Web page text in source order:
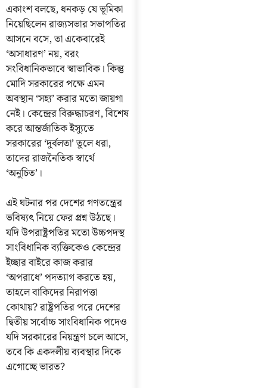
একাংশ বলছে, ধনকড় যে ভূমিকা
নিয়েছিলেন রাজ্যসভার সভাপতির
আসনে বসে, তা একেবারেই
‘অসাধারণ’ নয়, বরং
সংবিধানিকভাবে স্বাভাবিক। কিন্তু
মোদি সরকারের পক্ষে এমন
অবস্থান ‘সহ্য’ করার মতো জায়গা
নেই। কেন্দ্রের বিরুদ্ধাচরণ, বিশেষ
করে আন্তর্জাতিক ইস্যুতে
সরকারের ‘দুর্বলতা’ তুলে ধরা,
তাদের রাজনৈতিক স্বার্থে
‘অনুচিত’।
এই ঘটনার পর দেশের গণতন্ত্রের
ভবিষ্যৎ নিয়ে ফের প্রশ্ন উঠছে।
যদি উপরাষ্ট্রপতির মতো উচ্চপদস্থ
সাংবিধানিক ব্যক্তিকেও কেন্দ্রের
ইচ্ছার বাইরে কাজ করার
‘অপরাধে’ পদত্যাগ করতে হয়,
তাহলে বাকিদের নিরাপত্তা
কোথায়? রাষ্ট্রপতির পরে দেশের
দ্বিতীয় সর্বোচ্চ সাংবিধানিক পদেও
যদি সরকারের নিয়ন্ত্রণ চলে আসে,
তবে কি একদলীয় ব্যবস্থার দিকে
এগোচ্ছে ভারত?